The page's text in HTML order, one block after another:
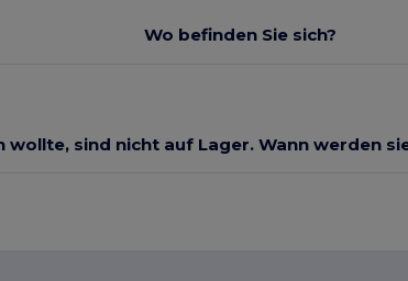
Wo befinden Sie sich?
wollte, sind nicht auf Lager. Wann werden